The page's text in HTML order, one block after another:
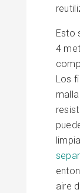
Esto
4
Los
aire